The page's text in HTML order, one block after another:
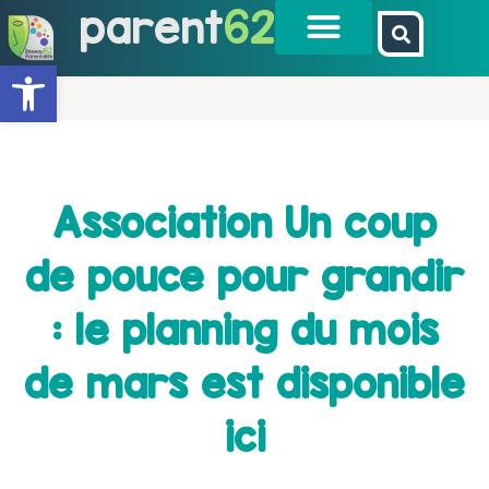
Ouvrir la barre d’outils
parent62
Association Un coup
de pouce pour grandir
: le planning du mois
de mars est disponible
ici